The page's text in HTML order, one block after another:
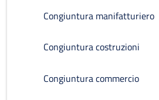
Congiuntura manifatturiero
Congiuntura costruzioni
Congiuntura commercio